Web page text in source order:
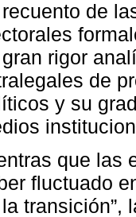
de
rigor
de
y su
que las
fluctuado
transición”,